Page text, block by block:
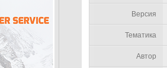
Версия
Тематика
Автор